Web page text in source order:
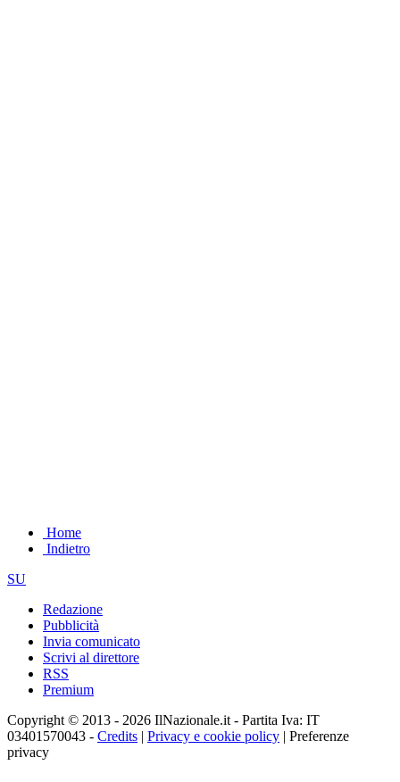
Home
Indietro
SU
Redazione
Pubblicità
Invia comunicato
Scrivi al direttore
RSS
Premium
Copyright © 2013 - 2026 IlNazionale.it - Partita Iva: IT
03401570043 - Credits | Privacy e cookie policy | Preferenze
privacy